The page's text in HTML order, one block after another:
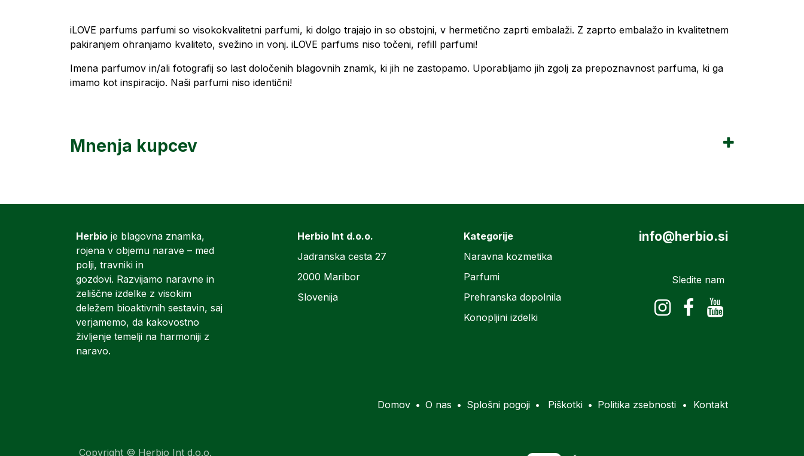
iLOVE parfums parfumi so visokokvalitetni parfumi, ki dolgo trajajo in so obstojni, v hermetično zaprti embalaži. Z zaprto embalažo in kvalitetnem
pakiranjem ohranjamo kvaliteto, svežino in vonj. iLOVE parfums niso točeni, refill parfumi!
Imena parfumov in/ali fotografij so last določenih blagovnih znamk, ki jih ne zastopamo. Uporabljamo jih zgolj za prepoznavnost parfuma, ki ga
imamo kot inspiracijo. Naši parfumi niso identični!
Mnenja kupcev
Herbio je blagovna znamka,
rojena v objemu narave – med
polji, travniki in
gozdovi. Razvijamo naravne in
zeliščne izdelke z visokim
deležem bioaktivnih sestavin, saj
verjamemo, da kakovostno
življenje temelji na harmoniji z
naravo.
Herbio Int d.o.o.
Jadranska cesta 27
2000 Maribor
Slovenija
Kategorije
Naravna kozmetika
Parfumi
Prehranska dopolnila
Konopljini izdelki
info@herbio.si
Sledite nam
Domov • O nas • Splošni pogoji • Piškotki • Politika zsebnosti • Kontakt
Copyright © Herbio Int d.o.o.